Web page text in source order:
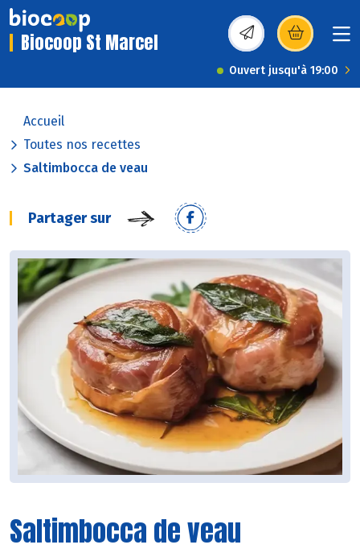
Biocoop St Marcel (s’ouvre dans une
Ouvert jusqu'à 19:00
Accueil
Toutes nos recettes
Saltimbocca de veau
Partager sur
Saltimbocca de veau